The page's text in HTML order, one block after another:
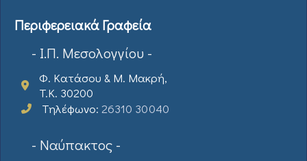
Περιφερειακά Γραφεία
- Ι.Π. Μεσολογγίου -
Φ. Κατάσου & Μ. Μακρή,
T.K. 30200
Τηλέφωνο: 26310 30040
- Ναύπακτος -